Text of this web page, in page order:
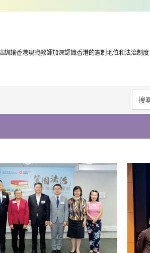
讓香港現職教師加深認識香港的憲制地位和法治制
for: